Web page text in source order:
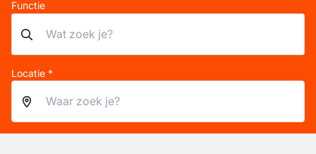
Functie
Locatie *